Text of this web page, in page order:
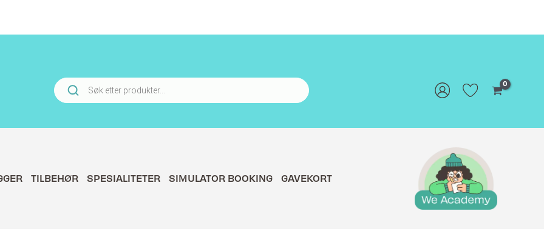
Products
search
TILBEHØR SPESIALITETER SIMULATOR BOOKING GAVEKORT